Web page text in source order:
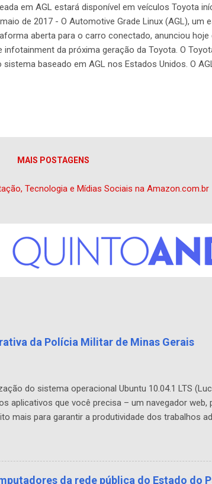
em AGL estará disponível em veículos Toyota
de 2017 - O Automotive Grade Linux (AGL),
aberta para o carro conectado, anunciou
da próxima geração da Toyota. O
baseado em AGL nos Estados Unidos. O
Compartilhar uma plataforma aberta permite a
MAIS POSTAGENS
Tecnologia e Mídias Sociais na Amazon.com.br
da Polícia Militar de Minas Gerais
do sistema operacional Ubuntu 10.04.1 LTS
aplicativos que você precisa – um navegador
mais para garantir a produtividade dos trabalhos
segurança do sistema bem como
uma nova roupagem como interface, temas,
ao lançamento da versão oficial, vários drivers para
da rede pública do Estado do